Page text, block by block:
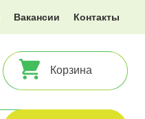
Вакансии Контакты
Корзина